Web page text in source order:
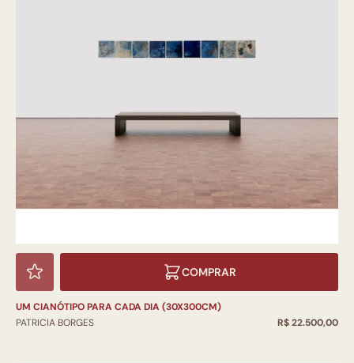
COMPRAR
UM CIANÓTIPO PARA CADA DIA (30X300CM)
PATRICIA BORGES
R$ 22.500,00